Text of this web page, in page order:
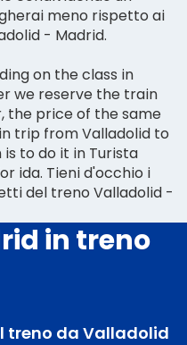
meno rispetto ai
- Madrid.
on the class in
we reserve the train
the price of the same
trip from Valladolid to
to do it in Turista
ida. Tieni d'occhio i
del treno Valladolid -
in treno
treno da Valladolid